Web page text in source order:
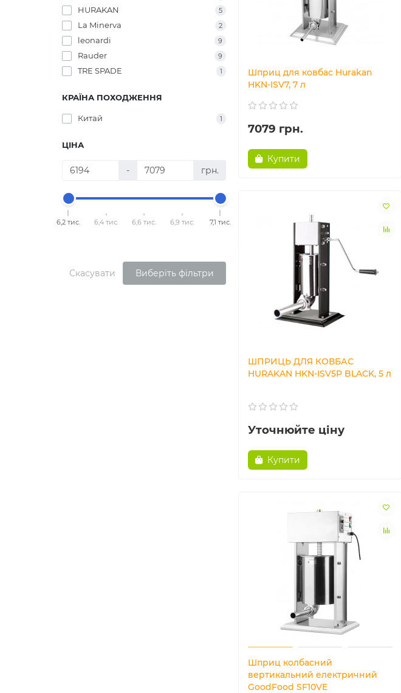
HURAKAN 5
La Minerva 2
leonardi 9
Rauder 9
TRE SPADE 1
КРАЇНА ПОХОДЖЕННЯ
Китай 1
ЦІНА
- грн.
6,2 тис. 6,4 тис. 6,6 тис. 6,9 тис. 7,1 тис.
Скасувати Виберіть фільтри
Шприц для ковбас Hurakan
HKN-ISV7, 7 л
7079 грн.
Купити
ШПРИЦЬ ДЛЯ КОВБАС
HURAKAN HKN-ISV5P BLACK, 5 л
Уточнюйте ціну
Купити
Шприц колбасний
вертикальний електричний
GoodFood SF10VE